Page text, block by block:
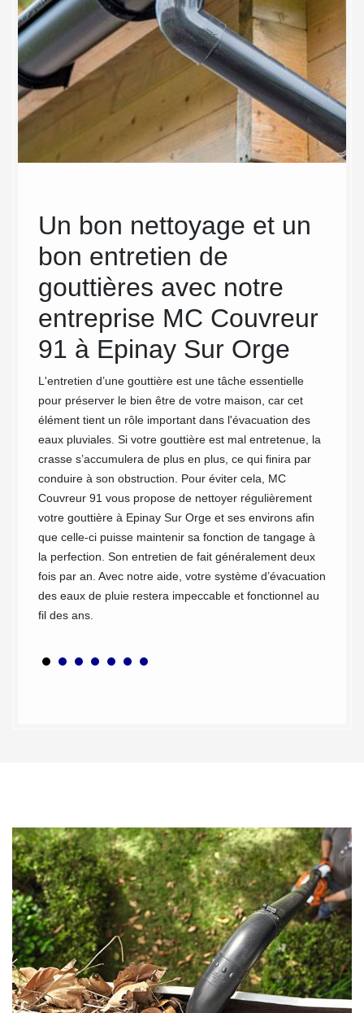
Un bon nettoyage et un
bon entretien de
gouttières avec notre
entreprise MC Couvreur
91 à Epinay Sur Orge
L'entretien d’une gouttière est une tâche essentielle
pour préserver le bien être de votre maison, car cet
élément tient un rôle important dans l'évacuation des
eaux pluviales. Si votre gouttière est mal entretenue, la
crasse s’accumulera de plus en plus, ce qui finira par
conduire à son obstruction. Pour éviter cela, MC
Couvreur 91 vous propose de nettoyer régulièrement
votre gouttière à Epinay Sur Orge et ses environs afin
que celle-ci puisse maintenir sa fonction de tangage à
la perfection. Son entretien de fait généralement deux
fois par an. Avec notre aide, votre système d’évacuation
des eaux de pluie restera impeccable et fonctionnel au
fil des ans.